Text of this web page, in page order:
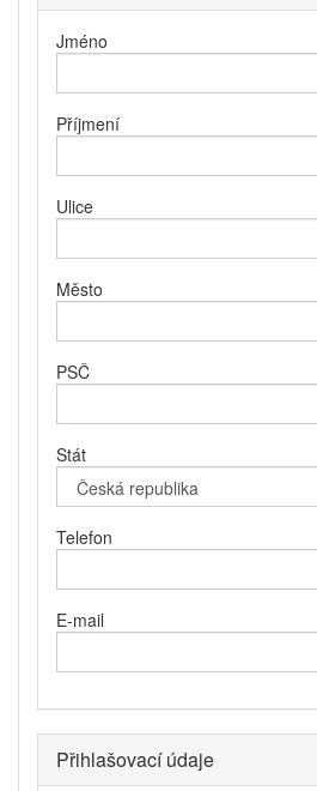
Jméno
Příjmení
Ulice
Město
PSČ
Stát
Telefon
E-mail
Přihlašovací údaje